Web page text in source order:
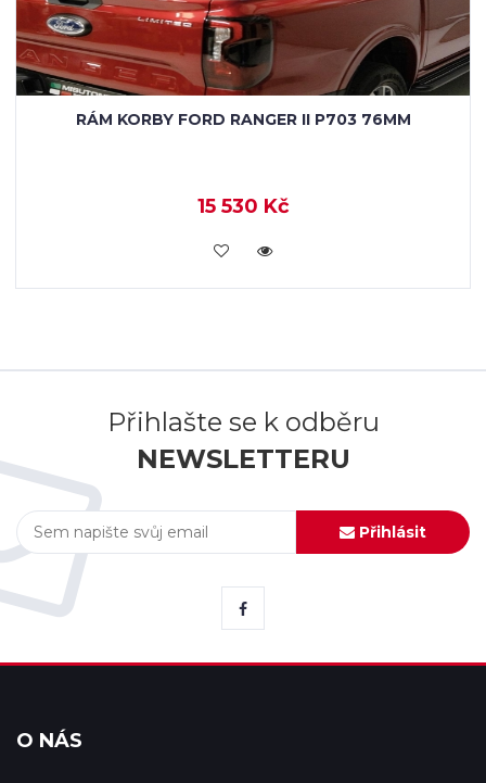
RÁM KORBY FORD RANGER II P703 76MM
15 530 Kč
KOUPIT
Přihlašte se k odběru
NEWSLETTERU
Přihlásit
O NÁS